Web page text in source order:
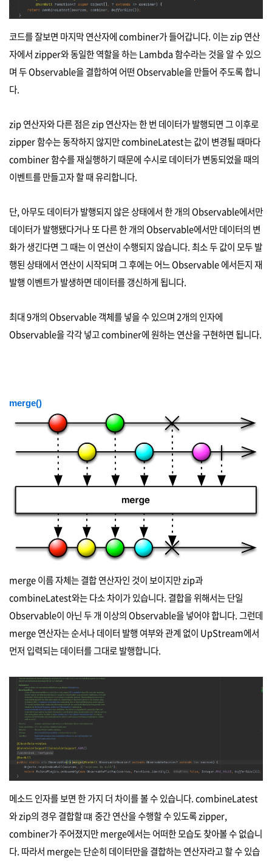
코드를 잘보면 마지막 연산자에 combiner가 들어갑니다. 이는 zip 연산
자에서 zipper와 동일한 역할을 하는 Lambda 함수라는 것을 알 수 있으
며 두 Observable을 결합하여 어떤 Observable을 만들어 주도록 합니
다.
zip 연산자와 다른 점은 zip 연산자는 한 번 데이터가 발행되면 그 이후로
zipper 함수는 동작하지 않지만 combineLatest는 값이 변경될 때마다
combiner 함수를 재실행하기 때문에 수시로 데이터가 변동되었을 때의
이벤트를 만들고자 할 때 유리합니다.
단, 아무도 데이터가 발행되지 않은 상태에서 한 개의 Observable에서만
데이터가 발행됐다거나 또 다른 한 개의 Observable에서만 데이터의 변
화가 생긴다면 그 때는 이 연산이 수행되지 않습니다. 최소 두 값이 모두 발
행된 상태에서 연산이 시작되며 그 후에는 어느 Observable 에서든지 재
발행 이벤트가 발생하면 데이터를 갱신하게 됩니다.
최대 9개의 Observable 객체를 넣을 수 있으며 2개의 인자에
Observable을 각각 넣고 combiner에 원하는 연산을 구현하면 됩니다.
merge()
merge 이름 자체는 결합 연산자인 것이 보이지만 zip과
combineLatest와는 다소 차이가 있습니다. 결합을 위해서는 단일
Observable이 아닌 두 개 이상의 Observable을 넣어야 합니다. 그런데
merge 연산자는 순서나 데이터 발행 여부와 관계 없이 UpStream에서
먼저 입력되는 데이터를 그대로 발행합니다.
메소드 인자를 보면 한 가지 더 차이를 볼 수 있습니다. combineLatest
와 zip의 경우 결합할 떄 중간 연산을 수행할 수 있도록 zipper,
combiner가 주어졌지만 merge에서는 어떠한 모습도 찾아볼 수 없습니
다. 따라서 merge는 단순히 데이터만을 결합하는 연산자라고 할 수 있습